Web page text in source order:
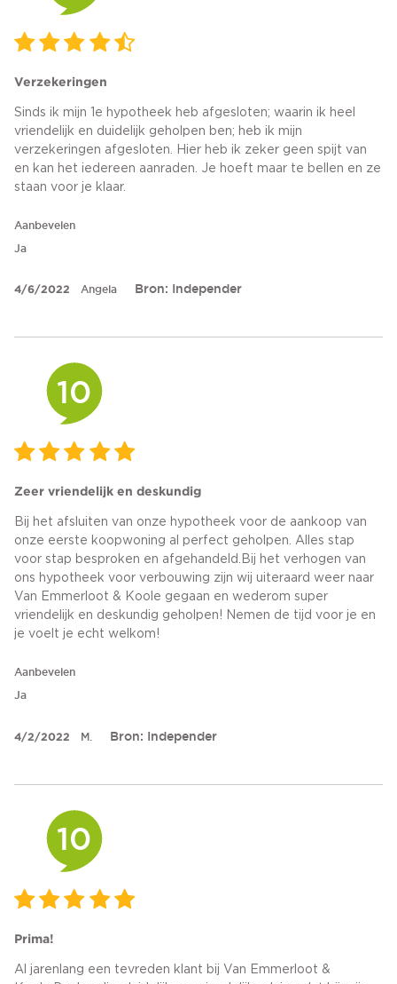
Verzekeringen
Sinds ik mijn 1e hypotheek heb afgesloten; waarin ik heel
vriendelijk en duidelijk geholpen ben; heb ik mijn
verzekeringen afgesloten. Hier heb ik zeker geen spijt van
en kan het iedereen aanraden. Je hoeft maar te bellen en ze
staan voor je klaar.
Aanbevelen
Ja
4/6/2022 Angela Bron: Independer
10
Zeer vriendelijk en deskundig
Bij het afsluiten van onze hypotheek voor de aankoop van
onze eerste koopwoning al perfect geholpen. Alles stap
voor stap besproken en afgehandeld.Bij het verhogen van
ons hypotheek voor verbouwing zijn wij uiteraard weer naar
Van Emmerloot & Koole gegaan en wederom super
vriendelijk en deskundig geholpen! Nemen de tijd voor je en
je voelt je echt welkom!
Aanbevelen
Ja
4/2/2022 M. Bron: Independer
10
Prima!
Al jarenlang een tevreden klant bij Van Emmerloot &